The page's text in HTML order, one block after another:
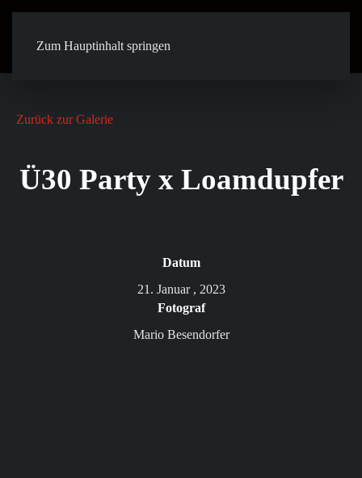
Zum Hauptinhalt springen
Zurück zur Galerie
Ü30 Party x Loamdupfer
Datum
21. Januar , 2023
Fotograf
Mario Besendorfer